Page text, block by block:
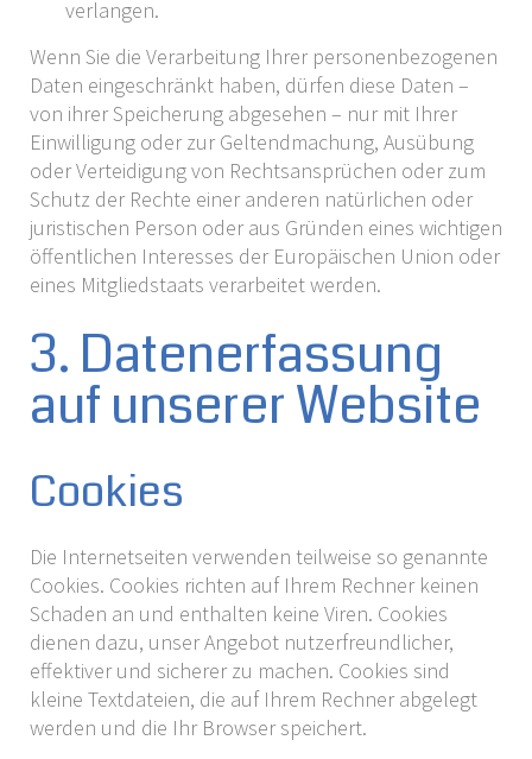
verlangen.
Wenn Sie die Verarbeitung Ihrer personenbezogenen
Daten eingeschränkt haben, dürfen diese Daten –
von ihrer Speicherung abgesehen – nur mit Ihrer
Einwilligung oder zur Geltendmachung, Ausübung
oder Verteidigung von Rechtsansprüchen oder zum
Schutz der Rechte einer anderen natürlichen oder
juristischen Person oder aus Gründen eines wichtigen
öffentlichen Interesses der Europäischen Union oder
eines Mitgliedstaats verarbeitet werden.
3. Datenerfassung
auf unserer Website
Cookies
Die Internetseiten verwenden teilweise so genannte
Cookies. Cookies richten auf Ihrem Rechner keinen
Schaden an und enthalten keine Viren. Cookies
dienen dazu, unser Angebot nutzerfreundlicher,
effektiver und sicherer zu machen. Cookies sind
kleine Textdateien, die auf Ihrem Rechner abgelegt
werden und die Ihr Browser speichert.